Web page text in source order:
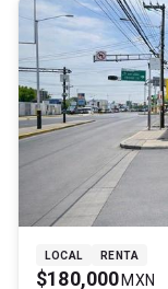
LOCAL RENTA
$180,000 MXN